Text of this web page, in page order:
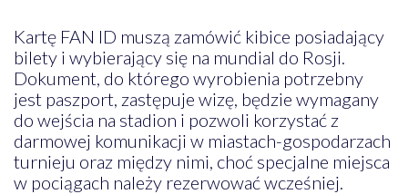
Kartę FAN ID muszą zamówić kibice posiadający
bilety i wybierający się na mundial do Rosji.
Dokument, do którego wyrobienia potrzebny
jest paszport, zastępuje wizę, będzie wymagany
do wejścia na stadion i pozwoli korzystać z
darmowej komunikacji w miastach-gospodarzach
turnieju oraz między nimi, choć specjalne miejsca
w pociągach należy rezerwować wcześniej.